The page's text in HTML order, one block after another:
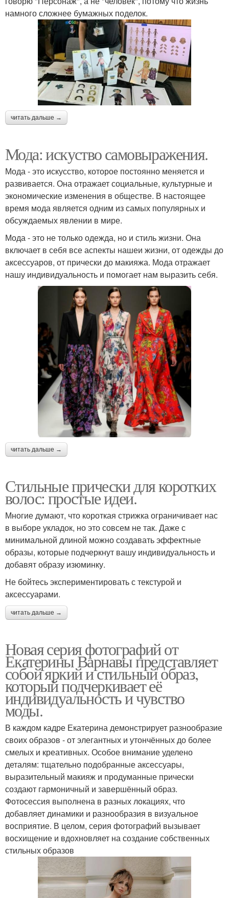
намного сложнее бумажных поделок.
читать дальше →
Мода: искуство самовыражения.
Мода - это искусство, которое постоянно меняется и
развивается. Она отражает социальные, культурные и
экономические изменения в обществе. В настоящее
время мода является одним из самых популярных и
обсуждаемых явлении в мире.
Мода - это не только одежда, но и стиль жизни. Она
включает в себя все аспекты нашеи жизни, от одежды до
аксессуаров, от прически до макияжа. Мода отражает
нашу индивидуальность и помогает нам выразить себя.
читать дальше →
Стильные прически для коротких
волос: простые идеи.
Многие думают, что короткая стрижка ограничивает нас
в выборе укладок, но это совсем не так. Даже с
минимальной длиной можно создавать эффектные
образы, которые подчеркнут вашу индивидуальность и
добавят образу изюминку.
Не бойтесь экспериментировать с текстурой и
аксессуарами.
читать дальше →
Новая серия фотографий от
Екатерины Варнавы представляет
собой яркий и стильный образ,
который подчеркивает её
индивидуальность и чувство
моды.
В каждом кадре Екатерина демонстрирует разнообразие
своих образов - от элегантных и утончённых до более
смелых и креативных. Особое внимание уделено
деталям: тщательно подобранные аксессуары,
выразительный макияж и продуманные прически
создают гармоничный и завершённый образ.
Фотосессия выполнена в разных локациях, что
добавляет динамики и разнообразия в визуальное
восприятие. В целом, серия фотографий вызывает
восхищение и вдохновляет на создание собственных
стильных образов